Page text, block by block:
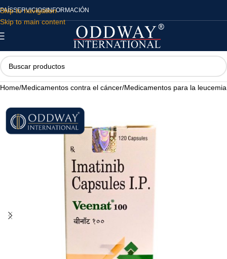
Skip to navigation
Skip to main content
PAÍSSERVICIOSINFORMACIÓN
Home/Medicamentos contra el cáncer/Medicamentos para la leucemia